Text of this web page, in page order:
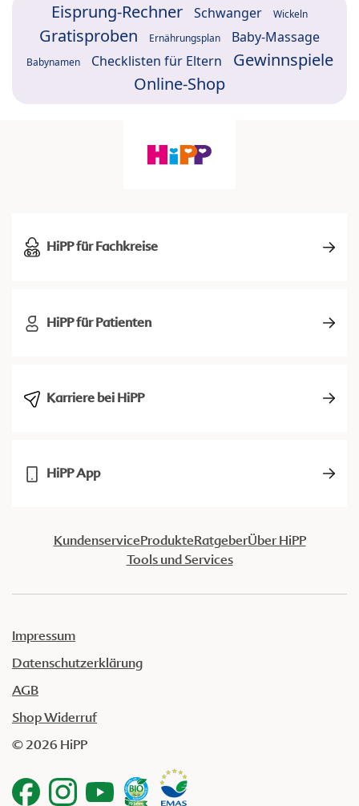
Eisprung-Rechner Schwanger Wickeln
Gratisproben Ernährungsplan Baby-Massage
Babynamen Checklisten für Eltern
Gewinnspiele
Online-Shop
HiPP für Fachkreise
HiPP für Patienten
Karriere bei HiPP
HiPP App
KundenserviceProdukteRatgeberÜber HiPP
Tools und Services
Impressum
Datenschutzerklärung
AGB
Shop Widerruf
© 2026 HiPP